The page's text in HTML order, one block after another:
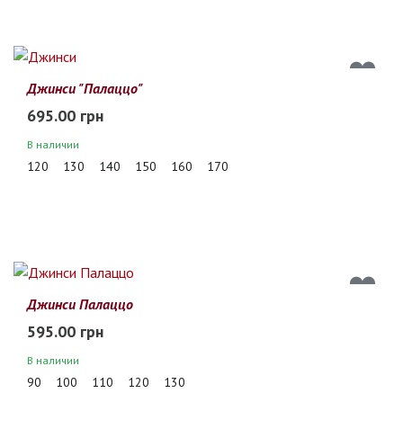
Джинси "Палаццо"
695.00 грн
В наличии
120 130 140 150 160 170
Джинси Палаццо
595.00 грн
В наличии
90 100 110 120 130